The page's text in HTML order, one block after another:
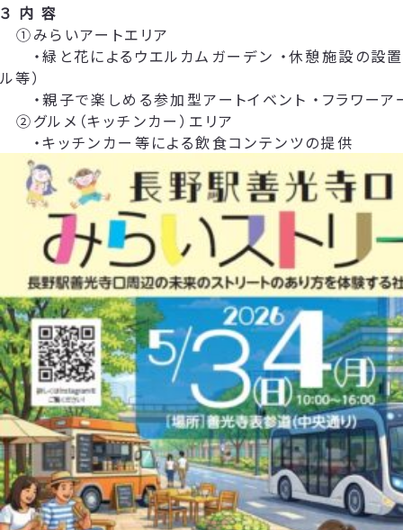
３ 内 容
①みらいアートエリア
・緑と花によるウエルカムガーデン ・休憩施設の設置
ル等）
・親子で楽しめる参加型アートイベント ・フラワーア
②グルメ（キッチンカー）エリア
・キッチンカー等による飲食コンテンツの提供